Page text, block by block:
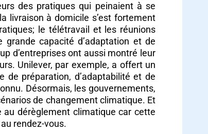
des pratiques qui peinaient à se
livraison à domicile s’est fortement
le télétravail et les réunions
grande capacité d’adaptation et de
d’entreprises ont aussi montré leur
Unilever, par exemple, a offert un
préparation, d’adaptabilité et de
Désormais, les gouvernements,
de changement climatique. Et
au dérèglement climatique car cette
rendez-vous.